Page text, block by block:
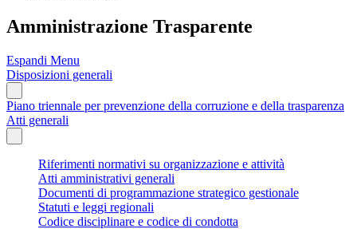
Amministrazione Trasparente
Espandi Menu
Disposizioni generali
Piano triennale per prevenzione della corruzione e della trasparenza
Atti generali
Riferimenti normativi su organizzazione e attività
Atti amministrativi generali
Documenti di programmazione strategico gestionale
Statuti e leggi regionali
Codice disciplinare e codice di condotta